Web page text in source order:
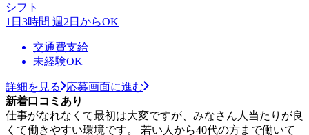
シフト
1日3時間 週2日からOK
交通費支給
未経験OK
詳細を見る
応募画面に進む
新着口コミあり
仕事がなれなくて最初は大変ですが、みなさん人当たりが良
くて働きやすい環境です。 若い人から40代の方まで働いて